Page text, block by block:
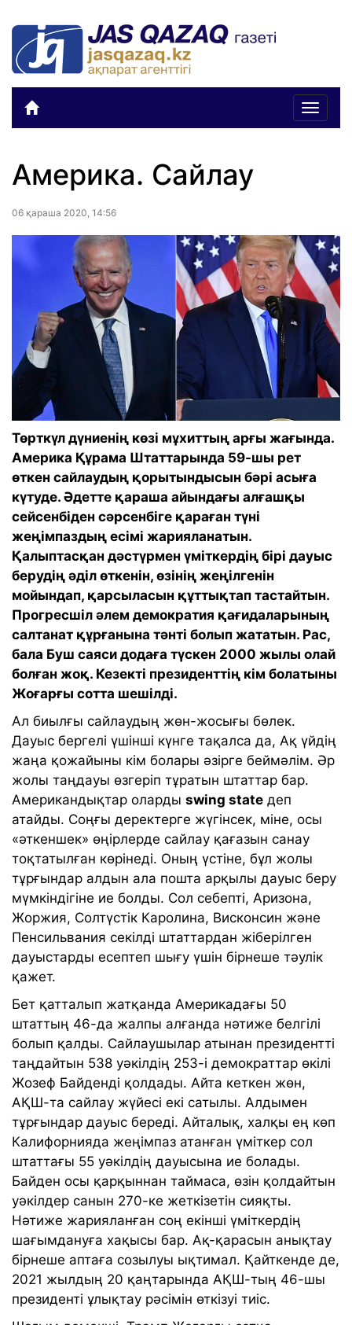
Toggle
Америка. Сайлау
06 қараша 2020, 14:56
Төрткүл дүниенің көзі мұхиттың арғы жағында.
Америка Құрама Штаттарында 59-шы рет
өткен сайлаудың қорытындысын бәрі асыға
күтуде. Әдетте қараша айындағы алғашқы
сейсенбіден сәрсенбіге қараған түні
жеңімпаздың есімі жарияланатын.
Қалыптасқан дәстүрмен үміткердің бірі дауыс
берудің әділ өткенін, өзінің жеңілгенін
мойындап, қарсыласын құттықтап тастайтын.
Прогресшіл әлем демократия қағидаларының
салтанат құрғанына тәнті болып жататын. Рас,
бала Буш саяси додаға түскен 2000 жылы олай
болған жоқ. Кезекті президенттің кім болатыны
Жоғарғы сотта шешілді.
Ал биылғы сайлаудың жөн-жосығы бөлек.
Дауыс бергелі үшінші күнге тақалса да, Ақ үйдің
жаңа қожайыны кім болары әзірге беймәлім. Әр
жолы таңдауы өзгеріп тұратын штаттар бар.
Американдықтар оларды swing state деп
атайды. Соңғы деректерге жүгінсек, міне, осы
«әткеншек» өңірлерде сайлау қағазын санау
тоқтатылған көрінеді. Оның үстіне, бұл жолы
тұрғындар алдын ала пошта арқылы дауыс беру
мүмкіндігіне ие болды. Сол себепті, Аризона,
Жоржия, Солтүстік Каролина, Висконсин және
Пенсильвания секілді штаттардан жіберілген
дауыстарды есептеп шығу үшін бірнеше тәулік
қажет.
Бет қатталып жатқанда Америкадағы 50
штаттың 46-да жалпы алғанда нәтиже белгілі
болып қалды. Сайлаушылар атынан президентті
таңдайтын 538 уәкілдің 253-і демократтар өкілі
Жозеф Байденді қолдады. Айта кеткен жөн,
АҚШ-та сайлау жүйесі екі сатылы. Алдымен
тұрғындар дауыс береді. Айталық, халқы ең көп
Калифорнияда жеңімпаз атанған үміткер сол
штаттағы 55 уәкілдің дауысына ие болады.
Байден осы қарқыннан таймаса, өзін қолдайтын
уәкілдер санын 270-ке жеткізетін сияқты.
Нәтиже жарияланған соң екінші үміткердің
шағымдануға хақысы бар. Ақ-қарасын анықтау
бірнеше аптаға созылуы ықтимал. Қайткенде де,
2021 жылдың 20 қаңтарында АҚШ-тың 46-шы
президенті ұлықтау рәсімін өткізуі тиіс.